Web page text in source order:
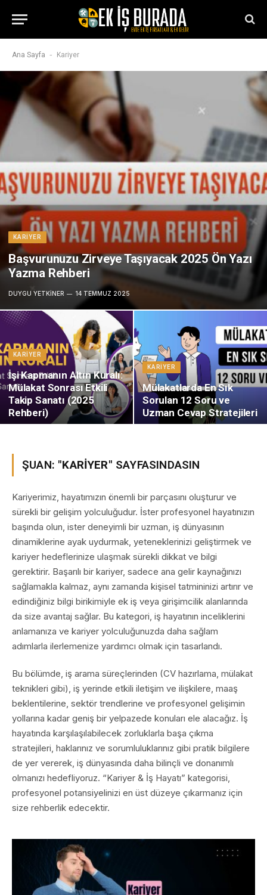
Ana Sayfa - Kariyer
KARIYER
Başvurunuzu Zirveye Taşıyacak 2025 Ön Yazı
Yazma Rehberi
DUYGU YETKINER 14 TEMMUZ 2025
KARIYER
İşi Kapmanın Altın Kuralı:
Mülakat Sonrası Etkili
Takip Sanatı (2025
Rehberi)
KARIYER
Mülakatlarda En Sık
Sorulan 12 Soru ve
Uzman Cevap Stratejileri
ŞUAN: "KARIYER" SAYFASINDASIN
Kariyerimiz, hayatımızın önemli bir parçasını oluşturur ve
sürekli bir gelişim yolculuğudur. İster profesyonel hayatınızın
başında olun, ister deneyimli bir uzman, iş dünyasının
dinamiklerine ayak uydurmak, yeteneklerinizi geliştirmek ve
kariyer hedeflerinize ulaşmak sürekli dikkat ve bilgi
gerektirir. Başarılı bir kariyer, sadece ana gelir kaynağınızı
sağlamakla kalmaz, aynı zamanda kişisel tatmininizi artırır ve
edindiğiniz bilgi birikimiyle ek iş veya girişimcilik alanlarında
da size avantaj sağlar. Bu kategori, iş hayatının inceliklerini
anlamanıza ve kariyer yolculuğunuzda daha sağlam
adımlarla ilerlemenize yardımcı olmak için tasarlandı.
Bu bölümde, iş arama süreçlerinden (CV hazırlama, mülakat
teknikleri gibi), iş yerinde etkili iletişim ve ilişkilere, maaş
beklentilerine, sektör trendlerine ve profesyonel gelişimin
yollarına kadar geniş bir yelpazede konuları ele alacağız. İş
hayatında karşılaşılabilecek zorluklarla başa çıkma
stratejileri, haklarınız ve sorumluluklarınız gibi pratik bilgilere
de yer vererek, iş dünyasında daha bilinçli ve donanımlı
olmanızı hedefliyoruz. “Kariyer & İş Hayatı” kategorisi,
profesyonel potansiyelinizi en üst düzeye çıkarmanız için
size rehberlik edecektir.